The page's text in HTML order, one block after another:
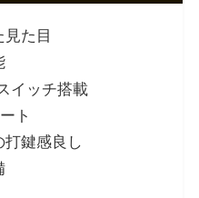
た目
イッチ搭載
ト
打鍵感良し